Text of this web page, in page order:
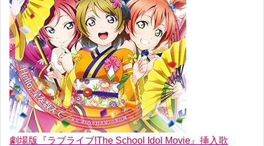
劇場版『ラブライブ!The School Idol Movie』挿入歌